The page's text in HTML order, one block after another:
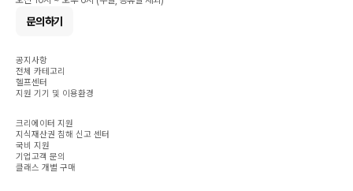
문의하기
공지사항
전체 카테고리
헬프센터
지원 기기 및 이용환경
크리에이터 지원
지식재산권 침해 신고 센터
국비 지원
기업고객 문의
클래스 개별 구매